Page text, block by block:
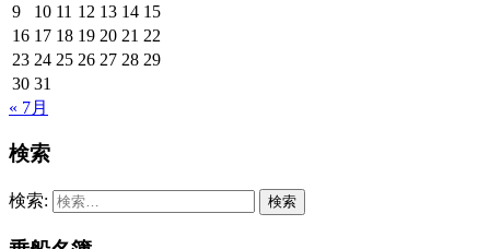
9
10 11 12 13 14 15
16 17 18 19 20 21 22
23 24 25 26 27 28 29
30 31
« 7月
検索
検索: